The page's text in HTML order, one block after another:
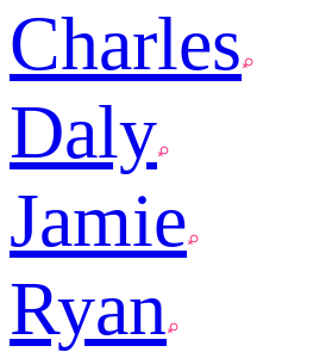
Charles
Daly
Jamie
Ryan